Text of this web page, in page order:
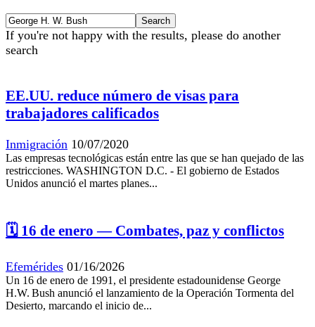
If you're not happy with the results, please do another
search
EE.UU. reduce número de visas para
trabajadores calificados
Inmigración 10/07/2020
Las empresas tecnológicas están entre las que se han quejado de las
restricciones. WASHINGTON D.C. - El gobierno de Estados
Unidos anunció el martes planes...
🗓️ 16 de enero — Combates, paz y conflictos
Efemérides 01/16/2026
Un 16 de enero de 1991, el presidente estadounidense George
H.W. Bush anunció el lanzamiento de la Operación Tormenta del
Desierto, marcando el inicio de...